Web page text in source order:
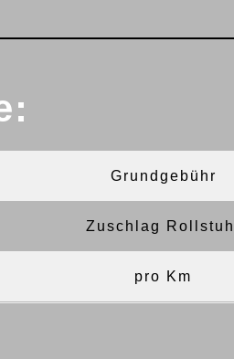
Grundgebühr
Zuschlag Rollstuhl
pro Km